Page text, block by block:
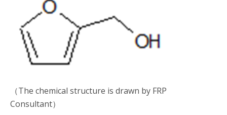
（The chemical structure is drawn by FRP
Consultant）